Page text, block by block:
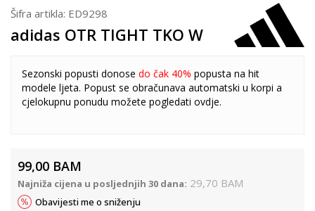
Šifra artikla: ED9298
adidas OTR TIGHT TKO W
Sezonski popusti donose do čak 40% popusta na hit
modele ljeta. Popust se obračunava automatski u korpi a
cjelokupnu ponudu možete pogledati ovdje.
99,00 BAM
Najniža cijena u posljednjih 30 dana: 29,70 BAM
Obavijesti me o sniženju